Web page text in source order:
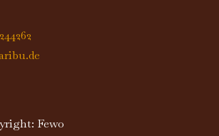
Fewo